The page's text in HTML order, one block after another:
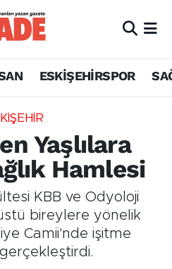
ESKİŞEHİRSPOR
Yaşlılara
Hamlesi
KBB ve Odyoloji
bireylere yönelik
Camii'nde işitme